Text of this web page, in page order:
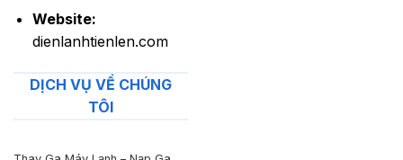
Website:
dienlanhtienlen.com
DỊCH VỤ VỀ CHÚNG
TÔI